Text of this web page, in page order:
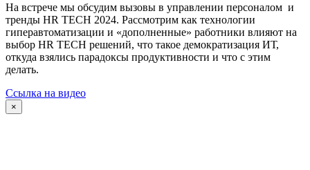
На встрече мы обсудим вызовы в управлении персоналом и
тренды HR TECH 2024. Рассмотрим как технологии
гиперавтоматизации и «дополненные» работники влияют на
выбор HR TECH решений, что такое демократизация ИТ,
откуда взялись парадоксы продуктивности и что с этим
делать.
Ссылка на видео
×